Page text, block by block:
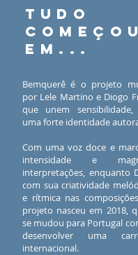
tUDO
COMEÇOU
EM...
Bemquerê é o projeto
por Lele Martino e Diogo
que unem
uma forte identidade
Com uma voz doce e
intensidade e
interpretações, enquanto
com sua criatividade
e rítmica nas
projeto nasceu em 2018,
se mudou para Portugal
desenvolver uma
internacional.